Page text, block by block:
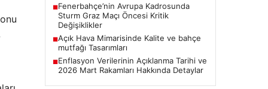
■Fenerbahçe’nin Avrupa Kadrosunda
Sturm Graz Maçı Öncesi Kritik
Değişiklikler
■Açık Hava Mimarisinde Kalite ve bahçe
mutfağı Tasarımları
■Enflasyon Verilerinin Açıklanma Tarihi ve
2026 Mart Rakamları Hakkında Detaylar